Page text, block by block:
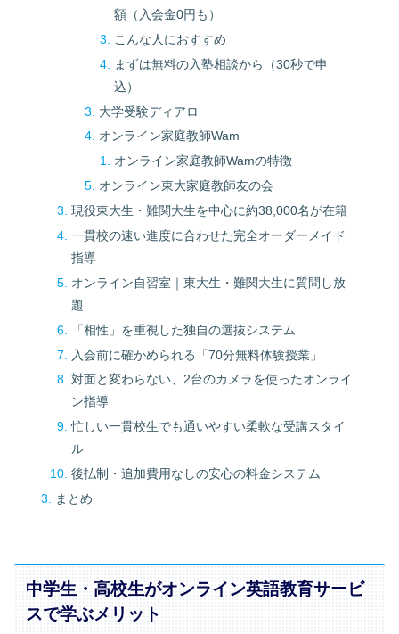
額（入会金0円も）
こんな人におすすめ
まずは無料の入塾相談から（30秒で申
込）
大学受験ディアロ
オンライン家庭教師Wam
オンライン家庭教師Wamの特徴
オンライン東大家庭教師友の会
現役東大生・難関大生を中心に約38,000名が在籍
一貫校の速い進度に合わせた完全オーダーメイド
指導
オンライン自習室｜東大生・難関大生に質問し放
題
「相性」を重視した独自の選抜システム
入会前に確かめられる「70分無料体験授業」
対面と変わらない、2台のカメラを使ったオンライ
ン指導
忙しい一貫校生でも通いやすい柔軟な受講スタイ
ル
後払制・追加費用なしの安心の料金システム
まとめ
中学生・高校生がオンライン英語教育サービ
スで学ぶメリット